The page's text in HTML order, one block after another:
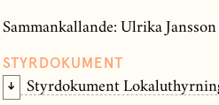
Sammankallande: Ulrika
STYRDOKUMENT
Styrdokument